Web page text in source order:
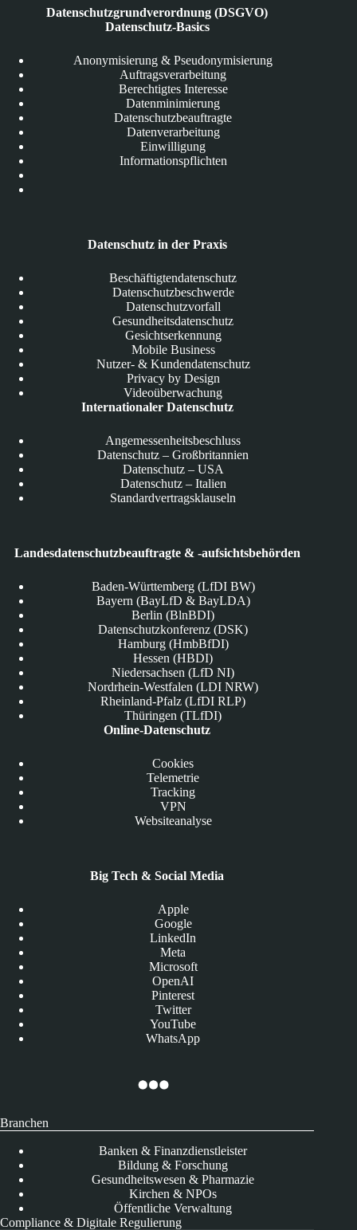
Datenschutzgrundverordnung (DSGVO)
Datenschutz-Basics
Anonymisierung & Pseudonymisierung
Auftragsverarbeitung
Berechtigtes Interesse
Datenminimierung
Datenschutzbeauftragte
Datenverarbeitung
Einwilligung
Informationspflichten
Datenschutz in der Praxis
Beschäftigtendatenschutz
Datenschutzbeschwerde
Datenschutzvorfall
Gesundheitsdatenschutz
Gesichtserkennung
Mobile Business
Nutzer- & Kundendatenschutz
Privacy by Design
Videoüberwachung
Internationaler Datenschutz
Angemessenheitsbeschluss
Datenschutz – Großbritannien
Datenschutz – USA
Datenschutz – Italien
Standardvertragsklauseln
Landesdatenschutzbeauftragte & -aufsichtsbehörden
Baden-Württemberg (LfDI BW)
Bayern (BayLfD & BayLDA)
Berlin (BlnBDI)
Datenschutzkonferenz (DSK)
Hamburg (HmbBfDI)
Hessen (HBDI)
Niedersachsen (LfD NI)
Nordrhein-Westfalen (LDI NRW)
Rheinland-Pfalz (LfDI RLP)
Thüringen (TLfDI)
Online-Datenschutz
Cookies
Telemetrie
Tracking
VPN
Websiteanalyse
Big Tech & Social Media
Apple
Google
LinkedIn
Meta
Microsoft
OpenAI
Pinterest
Twitter
YouTube
WhatsApp
Branchen
Banken & Finanzdienstleister
Bildung & Forschung
Gesundheitswesen & Pharmazie
Kirchen & NPOs
Öffentliche Verwaltung
Compliance & Digitale Regulierung